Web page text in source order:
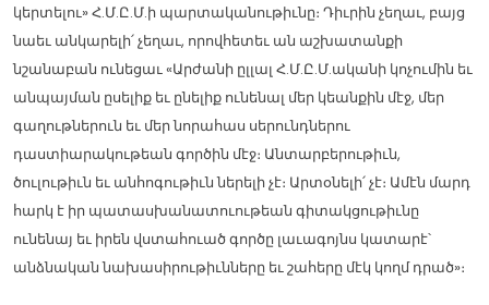
կերտելու» Հ.Մ.Ը.Մ.ի պարտականութիւնը։ Դիւրին չեղաւ, բայց
նաեւ անկարելի՛ չեղաւ, որովհետեւ ան աշխատանքի
նշանաբան ունեցաւ «Արժանի ըլլալ Հ.Մ.Ը.Մ.ականի կոչումին եւ
անպայման ըսելիք եւ ընելիք ունենալ մեր կեանքին մէջ, մեր
գաղութներուն եւ մեր նորահաս սերունդներու
դաստիարակութեան գործին մէջ։ Անտարբերութիւն,
ծուլութիւն եւ անհոգութիւն ներելի չէ։ Արտօնելի՛ չէ։ Ամէն մարդ
հարկ է իր պատասխանատուութեան գիտակցութիւնը
ունենայ եւ իրեն վստահուած գործը լաւագոյնս կատարէ՝
անձնական նախասիրութիւնները եւ շահերը մէկ կողմ դրած»։